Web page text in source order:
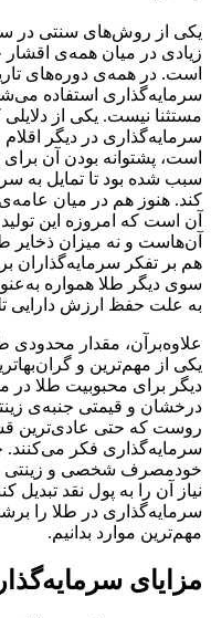
یکی از روش‌های سنتی در
زیادی در میان همه‌ی اقشار
است. در همه‌ی دوره‌های
سرمایه‌گذاری استفاده
مستثنا نیست. یکی از
سرمایه‌گذاری در دیگر
است، پشتوانه بودن آن
سبب شده بود تا تمایل به
کند. هنوز هم در میان
آن است که امروزه این
آن‌‌‌‌‌‌‌‌‌‌‌‌‌‌‌‌‌‌‌‌‌‌‌‌‌‌‌‌‌‌‌‌‌‌‌‌‌‌‌‌‌‌‌‌‌‌‌‌‌‌‌‌‌‌‌‌‌‌‌‌‌‌‌‌‌‌‌‌‌‌‌‌‌‌‌‌‌‌‌‌هاست و نه میزان ذخایر
هم بر تفکر سرمایه‌‌‌‌‌‌‌‌‌‌‌‌‌‌‌‌‌‌‌‌‌‌‌‌‌‌‌‌‌‌‌‌‌‌‌‌‌‌‌‌‌‌‌‌‌‌‌‌‌‌‌‌‌‌‌‌‌‌‌‌‌‌‌‌‌‌‌‌‌‌‌‌‌‌‌‌‌‌‌‌گذاران
سوی دیگر طلا همواره
به علت حفظ ارزش
علاوه‌برآن، مقدار محدودی
یکی از مهم‌ترین و
دیگر برای محبوبیت طلا در
درخشان و قیمتی جنبه‌ی
روست که حتی عادی‌ترین
سرمایه‌گذاری فکر می‌کنند.
خودمصرف شخصی و زینتی
نیاز آن را به پول نقد تبدیل
سرمایه‌گذاری در طلا را
مهم‌‌‌‌‌‌‌‌‌‌‌‌‌‌‌‌‌‌‌‌‌‌‌‌‌‌‌‌‌‌‌‌‌‌‌‌‌‌‌‌‌‌‌‌‌‌‌‌‌‌‌‌‌‌‌‌‌‌‌‌‌‌‌‌‌‌‌‌‌‌‌‌‌‌‌‌‌‌‌‌ترین موارد بدانیم.
مزایای